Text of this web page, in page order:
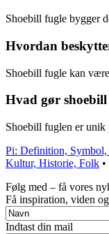
Shoebill fugle bygger
Hvordan
Shoebill fugle kan
Hvad gør
Shoebill fuglen er unik
Pi: Definition,
Kultur, Historie, Folk •
Følg med – få vores
Få inspiration, viden
Indtast din mail